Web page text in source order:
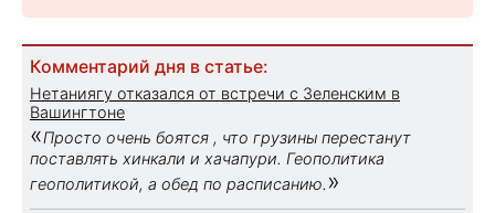
Комментарий дня в статье:
Нетаниягу отказался от встречи с Зеленским в
Вашингтоне
«Просто очень боятся , что грузины перестанут
поставлять хинкали и хачапури. Геополитика
геополитикой, а обед по расписанию. »